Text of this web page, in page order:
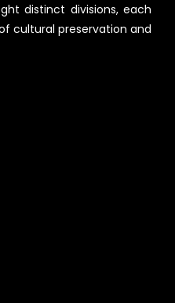
distinct divisions, each
cultural preservation and